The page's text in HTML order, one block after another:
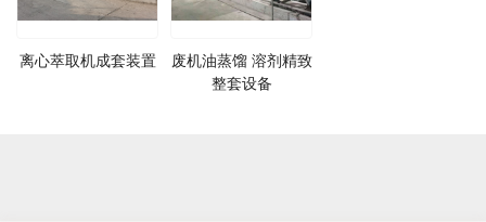
离心萃取机成套装置
废机油蒸馏 溶剂精致
整套设备